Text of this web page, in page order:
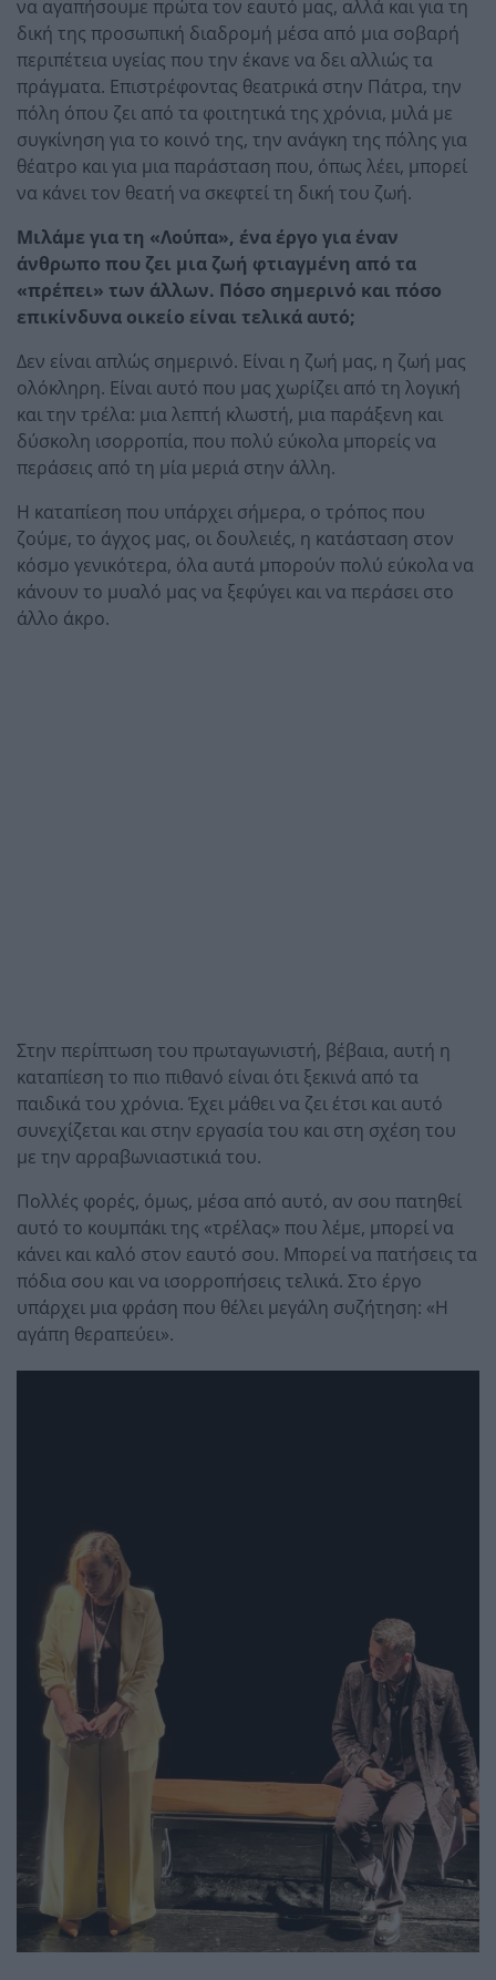
να αγαπήσουμε πρώτα τον εαυτό μας, αλλά και για τη
δική της προσωπική διαδρομή μέσα από μια σοβαρή
περιπέτεια υγείας που την έκανε να δει αλλιώς τα
πράγματα. Επιστρέφοντας θεατρικά στην Πάτρα, την
πόλη όπου ζει από τα φοιτητικά της χρόνια, μιλά με
συγκίνηση για το κοινό της, την ανάγκη της πόλης για
θέατρο και για μια παράσταση που, όπως λέει, μπορεί
να κάνει τον θεατή να σκεφτεί τη δική του ζωή.
Μιλάμε για τη «Λούπα», ένα έργο για έναν
άνθρωπο που ζει μια ζωή φτιαγμένη από τα
«πρέπει» των άλλων. Πόσο σημερινό και πόσο
επικίνδυνα οικείο είναι τελικά αυτό;
Δεν είναι απλώς σημερινό. Είναι η ζωή μας, η ζωή μας
ολόκληρη. Είναι αυτό που μας χωρίζει από τη λογική
και την τρέλα: μια λεπτή κλωστή, μια παράξενη και
δύσκολη ισορροπία, που πολύ εύκολα μπορείς να
περάσεις από τη μία μεριά στην άλλη.
Η καταπίεση που υπάρχει σήμερα, ο τρόπος που
ζούμε, το άγχος μας, οι δουλειές, η κατάσταση στον
κόσμο γενικότερα, όλα αυτά μπορούν πολύ εύκολα να
κάνουν το μυαλό μας να ξεφύγει και να περάσει στο
άλλο άκρο.
Στην περίπτωση του πρωταγωνιστή, βέβαια, αυτή η
καταπίεση το πιο πιθανό είναι ότι ξεκινά από τα
παιδικά του χρόνια. Έχει μάθει να ζει έτσι και αυτό
συνεχίζεται και στην εργασία του και στη σχέση του
με την αρραβωνιαστικιά του.
Πολλές φορές, όμως, μέσα από αυτό, αν σου πατηθεί
αυτό το κουμπάκι της «τρέλας» που λέμε, μπορεί να
κάνει και καλό στον εαυτό σου. Μπορεί να πατήσεις τα
πόδια σου και να ισορροπήσεις τελικά. Στο έργο
υπάρχει μια φράση που θέλει μεγάλη συζήτηση: «Η
αγάπη θεραπεύει».